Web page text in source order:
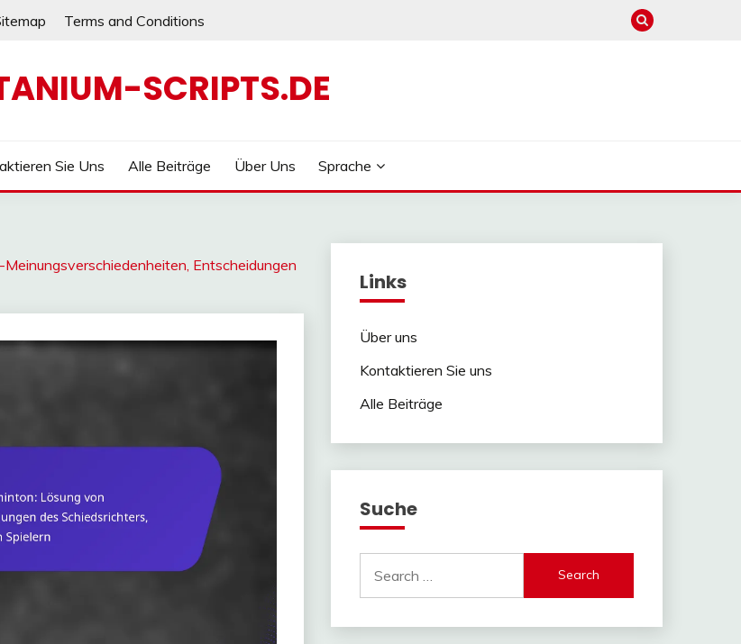
Terms and Conditions
SCRIPTS.DE
Sie Uns Alle Beiträge Über Uns Sprache
Entscheidungen
Links
Über uns
Kontaktieren Sie uns
Alle Beiträge
Suche
for: